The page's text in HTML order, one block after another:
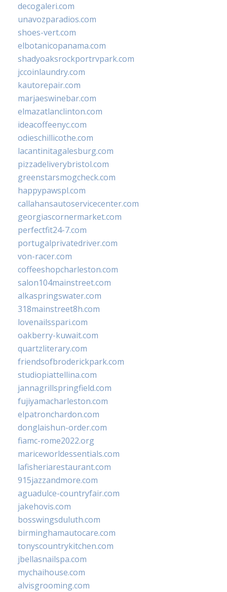
decogaleri.com
unavozparadios.com
shoes-vert.com
elbotanicopanama.com
shadyoaksrockportrvpark.com
jccoinlaundry.com
kautorepair.com
marjaeswinebar.com
elmazatlanclinton.com
ideacoffeenyc.com
odieschillicothe.com
lacantinitagalesburg.com
pizzadeliverybristol.com
greenstarsmogcheck.com
happypawspl.com
callahansautoservicecenter.com
georgiascornermarket.com
perfectfit24-7.com
portugalprivatedriver.com
von-racer.com
coffeeshopcharleston.com
salon104mainstreet.com
alkaspringswater.com
318mainstreet8h.com
lovenailsspari.com
oakberry-kuwait.com
quartzliterary.com
friendsofbroderickpark.com
studiopiattellina.com
jannagrillspringfield.com
fujiyamacharleston.com
elpatronchardon.com
donglaishun-order.com
fiamc-rome2022.org
mariceworldessentials.com
lafisheriarestaurant.com
915jazzandmore.com
aguadulce-countryfair.com
jakehovis.com
bosswingsduluth.com
birminghamautocare.com
tonyscountrykitchen.com
jbellasnailspa.com
mychaihouse.com
alvisgrooming.com